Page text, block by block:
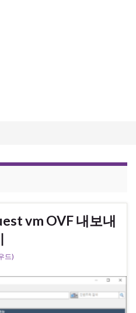
vm OVF 내보내
드)